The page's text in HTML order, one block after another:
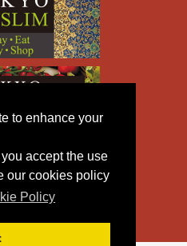
to enhance your
accept the use
our cookies policy
Policy